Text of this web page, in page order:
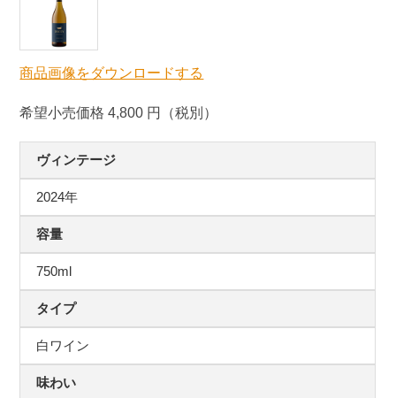
商品画像をダウンロードする
希望小売価格 4,800 円（税別）
ヴィンテージ
2024年
容量
750ml
タイプ
白ワイン
味わい